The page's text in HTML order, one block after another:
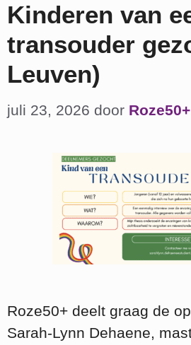
Kinderen van
transouder
Leuven)
juli 23, 2026 door
Roze50+ deelt graag de
Sarah‑Lynn Dehaene,